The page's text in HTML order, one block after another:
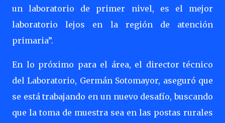
un laboratorio de primer nivel, es el mejor
laboratorio lejos en la región de atención
primaria”.
En lo próximo para el área, el director técnico
del Laboratorio, Germán Sotomayor, aseguró que
se está trabajando en un nuevo desafío, buscando
que la toma de muestra sea en las postas rurales